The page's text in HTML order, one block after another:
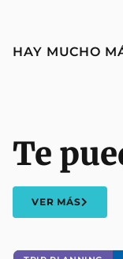
HAY MUCHO
Te
VER MÁS